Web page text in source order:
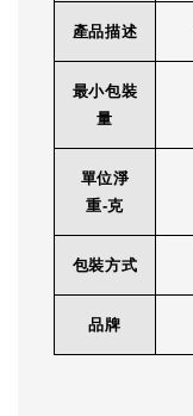
產品描述
最小包裝
量
單位淨
重-克
包裝方式
品牌